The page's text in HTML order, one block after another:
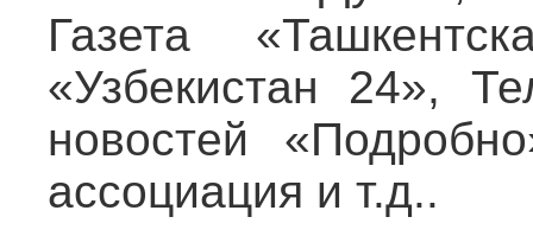
Газета
«Узбекистан 24»,
новостей
ассоциация и т.д..